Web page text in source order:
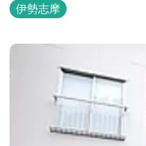
伊勢志摩